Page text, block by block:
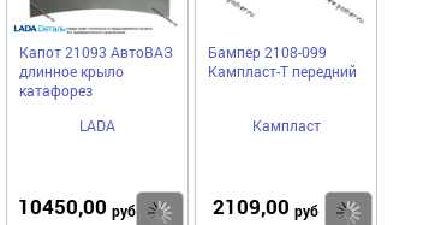
Капот 21093 АвтоВАЗ
длинное крыло
катафорез
LADA
10450,00 руб Купить
Бампер 2108-099
Кампласт-Т передний
Кампласт
2109,00 руб